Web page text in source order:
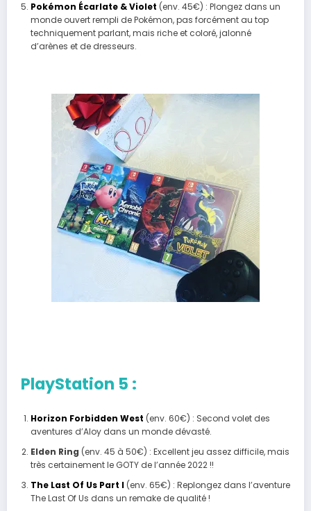
Pokémon Écarlate & Violet (env. 45€) : Plongez dans un
monde ouvert rempli de Pokémon, pas forcément au top
techniquement parlant, mais riche et coloré, jalonné
d’arènes et de dresseurs.
PlayStation 5 :
Horizon Forbidden West (env. 60€) : Second volet des
aventures d’Aloy dans un monde dévasté.
Elden Ring (env. 45 à 50€) : Excellent jeu assez difficile, mais
très certainement le GOTY de l’année 2022 !!
The Last Of Us Part I(env. 65€) : Replongez dans l’aventure
The Last Of Us dans un remake de qualité !